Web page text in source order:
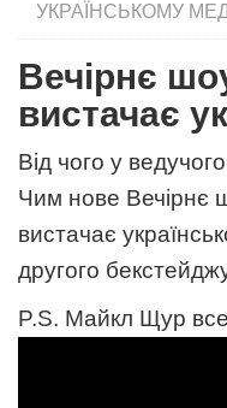
УКРАЇНСЬКОМУ
Вечірнє
вистачає
Від чого у
Чим нове Вечірнє
вистачає
другого
P.S. Майкл Щур